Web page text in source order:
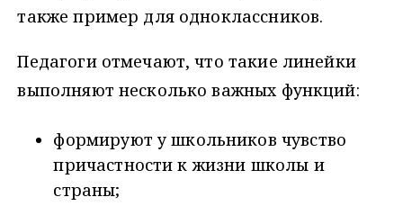
также пример для одноклассников.
Педагоги отмечают, что такие линейки
выполняют несколько важных функций:
формируют у школьников чувство
причастности к жизни школы и
страны;